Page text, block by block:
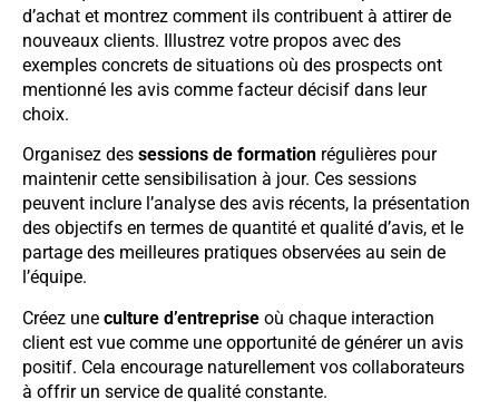
d’achat et montrez comment ils contribuent à attirer de
nouveaux clients. Illustrez votre propos avec des
exemples concrets de situations où des prospects ont
mentionné les avis comme facteur décisif dans leur
choix.
Organisez des sessions de formation régulières pour
maintenir cette sensibilisation à jour. Ces sessions
peuvent inclure l’analyse des avis récents, la présentation
des objectifs en termes de quantité et qualité d’avis, et le
partage des meilleures pratiques observées au sein de
l’équipe.
Créez une culture d’entreprise où chaque interaction
client est vue comme une opportunité de générer un avis
positif. Cela encourage naturellement vos collaborateurs
à offrir un service de qualité constante.